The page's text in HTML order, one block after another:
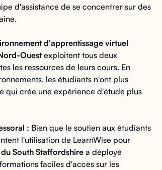
d'assistance de se concentrer sur des
d'apprentissage virtuel
Ouestexploitent tous deux
les ressources de leurs cours. En
les étudiants n'ont plus
qui crée une expérience d'étude plus
: Bien que le soutien aux étudiants
l'utilisation de LearnWise pour
South Staffordshire a déployé
faciles d'accès sur les